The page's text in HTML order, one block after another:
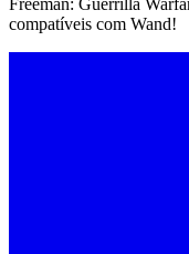
compatíveis com Wand!